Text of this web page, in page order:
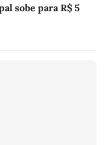
sobe para R$ 5